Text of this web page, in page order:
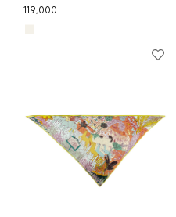
119,000